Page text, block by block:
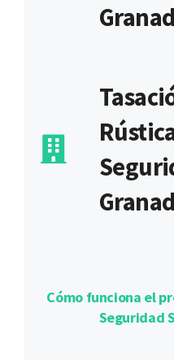
Cómo funciona el
Seguridad